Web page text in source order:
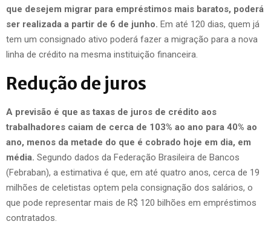
que desejem migrar para empréstimos mais baratos, poderá
ser realizada a partir de 6 de junho. Em até 120 dias, quem já
tem um consignado ativo poderá fazer a migração para a nova
linha de crédito na mesma instituição financeira.
Redução de juros
A previsão é que as taxas de juros de crédito aos
trabalhadores caiam de cerca de 103% ao ano para 40% ao
ano, menos da metade do que é cobrado hoje em dia, em
média. Segundo dados da Federação Brasileira de Bancos
(Febraban), a estimativa é que, em até quatro anos, cerca de 19
milhões de celetistas optem pela consignação dos salários, o
que pode representar mais de R$ 120 bilhões em empréstimos
contratados.